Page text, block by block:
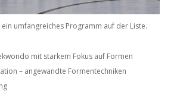
ein umfangreiches Programm auf der Liste.
mit starkem Fokus auf Formen
– angewandte Formentechniken